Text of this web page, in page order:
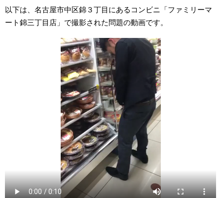
以下は、名古屋市中区錦３丁目にあるコンビニ「ファミリーマ
ート錦三丁目店」で撮影された問題の動画です。